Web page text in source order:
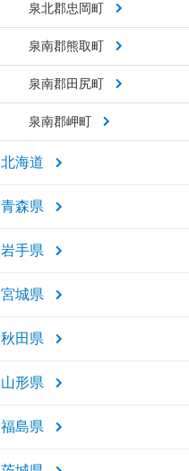
泉北郡忠岡町
泉南郡熊取町
泉南郡田尻町
泉南郡岬町
北海道
青森県
岩手県
宮城県
秋田県
山形県
福島県